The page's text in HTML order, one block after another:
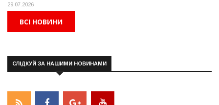
29.07.2026
ВСІ НОВИНИ
СЛІДКУЙ ЗА НАШИМИ НОВИНАМИ